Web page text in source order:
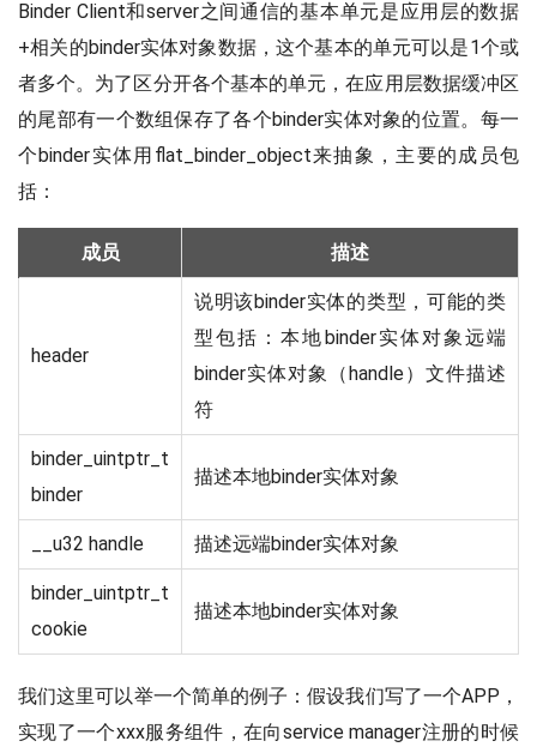
Binder Client和server之间通信的基本单元是应用层的数据
+相关的binder实体对象数据，这个基本的单元可以是1个或
者多个。为了区分开各个基本的单元，在应用层数据缓冲区
的尾部有一个数组保存了各个binder实体对象的位置。每一
个binder实体用flat_binder_object来抽象，主要的成员包
括：
成员 描述
header
说明该binder实体的类型，可能的类
型包括：本地binder实体对象远端
binder实体对象（handle）文件描述
符
binder_uintptr_t
binder
描述本地binder实体对象
__u32 handle 描述远端binder实体对象
binder_uintptr_t
cookie
描述本地binder实体对象
我们这里可以举一个简单的例子：假设我们写了一个APP，
实现了一个xxx服务组件，在向service manager注册的时候